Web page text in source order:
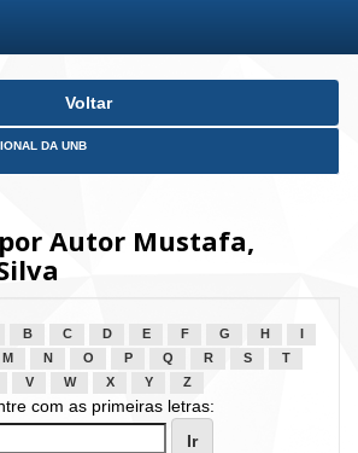
Voltar
DA UNB
Autor Mustafa,
B C D E F G H
M N O P Q R S
T
V W X Y Z
com as primeiras letras: